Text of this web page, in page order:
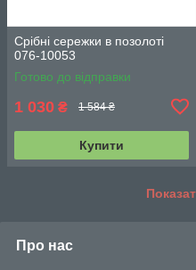
Срібні сережки в позолоті
076-10053
Готово до відправки
1 030 ₴ 1 584 ₴
Купити
Про нас